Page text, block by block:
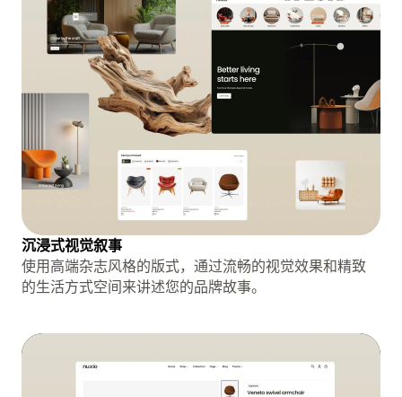
沉浸式视觉叙事
使用高端杂志风格的版式，通过流畅的视觉效果和精致
的生活方式空间来讲述您的品牌故事。